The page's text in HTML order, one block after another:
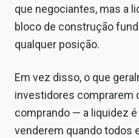
que negociantes, mas a
bloco de construção
qualquer posição.
Em vez disso, o que
investidores comprarem
comprando — a liquidez
venderem quando todos